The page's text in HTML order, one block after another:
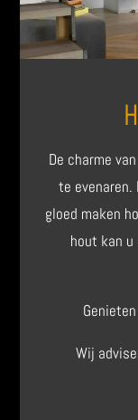
De charme
te evenaren.
gloed maken
hout kan u
Wij